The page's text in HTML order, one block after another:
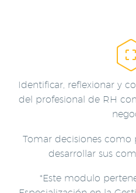


Identificar, reflexionar y
del profesional de RH
Tomar decisiones como
desarrollar sus
*Este modulo